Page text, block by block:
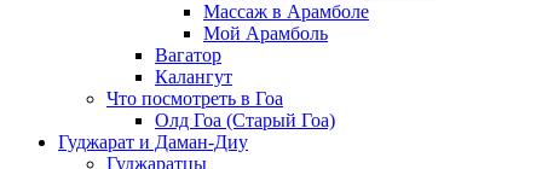
Массаж в Арамболе
Мой Арамболь
Вагатор
Калангут
Что посмотреть в Гоа
Олд Гоа (Старый Гоа)
Гуджарат и Даман-Диу
Гуджаратцы